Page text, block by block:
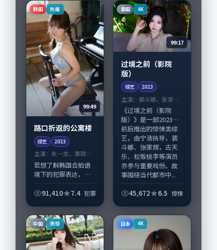
取景与声音设计凸显
中国大陆城市质感，
适...
译与配角群戏并重。
影片2023年面世后...
韩国 热播
99:49
路口折返的公寓楼
综艺 2023
主演： 朱一龙、黄政民
等
若想了解韩国合拍语
境下的犯罪表达，
楼》值得关注：剧情
龙、黄政民与配角群
戏并重。影片2023年
面...
91,410 7.4 犯罪
泰国 4K
99:17
过境之前（影院
版）
综艺 2023
主演： 裴斗娜、张家辉
等
《过境之前（影院
版）》是一部2023年
前后推出的惊悚类综
艺，由宁浩执导，裴
斗娜、张家辉，古天
乐、松坂桃李等演员
亦参与重要戏份。故
事围绕当代都市中...
45,672
6.5 惊悚
中国 完结 日本 4K